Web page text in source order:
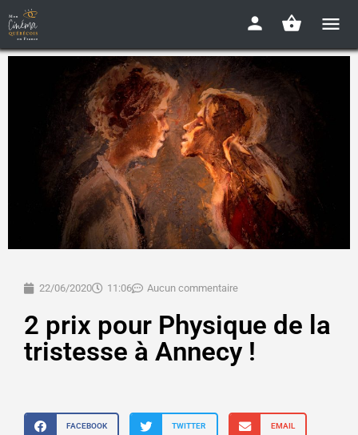
22/06/2020 11:06 Aucun commentaire
2 prix pour Physique de la
tristesse à Annecy !
FACEBOOK TWITTER EMAIL